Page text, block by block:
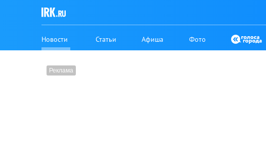
Новости Статьи Афиша Фото